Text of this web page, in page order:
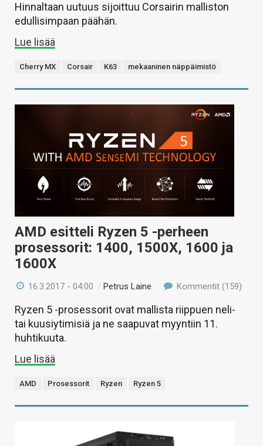
Hinnaltaan uutuus sijoittuu Corsairin malliston
edullisimpaan päähän.
Lue lisää
Cherry MX Corsair K63 mekaaninen näppäimistö
AMD esitteli Ryzen 5 -perheen
prosessorit: 1400, 1500X, 1600 ja
1600X
16.3.2017 - 04:00 /Petrus Laine Kommentit (159)
Ryzen 5 -prosessorit ovat mallista riippuen neli-
tai kuusiytimisiä ja ne saapuvat myyntiin 11.
huhtikuuta.
Lue lisää
AMD Prosessorit Ryzen Ryzen 5